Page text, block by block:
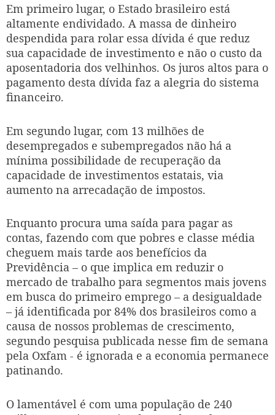
Em primeiro lugar, o Estado brasileiro está
altamente endividado. A massa de dinheiro
despendida para rolar essa dívida é que reduz
sua capacidade de investimento e não o custo da
aposentadoria dos velhinhos. Os juros altos para o
pagamento desta dívida faz a alegria do sistema
financeiro.
Em segundo lugar, com 13 milhões de
desempregados e subempregados não há a
mínima possibilidade de recuperação da
capacidade de investimentos estatais, via
aumento na arrecadação de impostos.
Enquanto procura uma saída para pagar as
contas, fazendo com que pobres e classe média
cheguem mais tarde aos benefícios da
Previdência – o que implica em reduzir o
mercado de trabalho para segmentos mais jovens
em busca do primeiro emprego – a desigualdade
– já identificada por 84% dos brasileiros como a
causa de nossos problemas de crescimento,
segundo pesquisa publicada nesse fim de semana
pela Oxfam - é ignorada e a economia permanece
patinando.
O lamentável é com uma população de 240